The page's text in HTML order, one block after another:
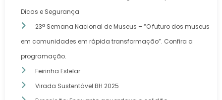
Dicas e Segurança
23ª Semana Nacional de Museus – “O futuro dos museus
em comunidades em rápida transformação”. Confira a
programação.
Feirinha Estelar
Virada Sustentável BH 2025